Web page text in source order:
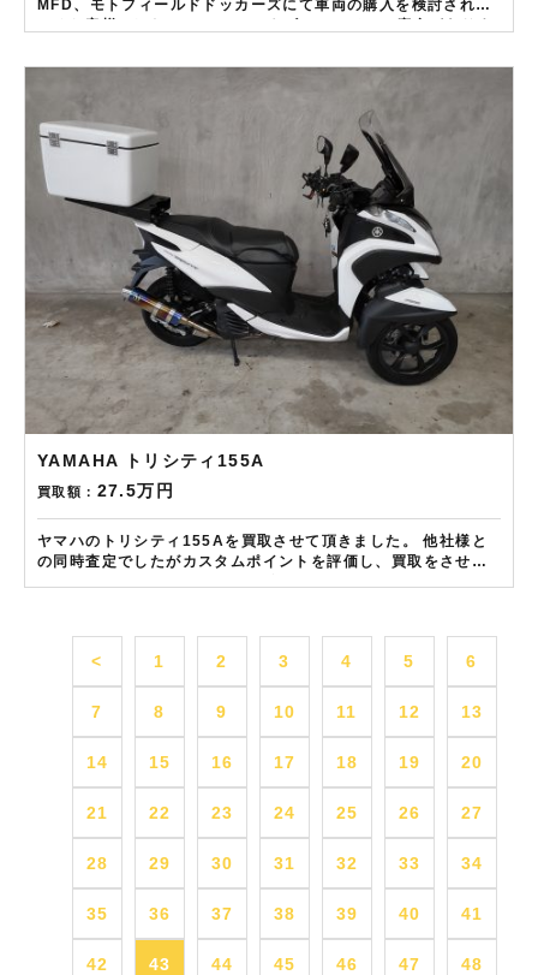
MFD、モトフィールドドッカーズにて車両の購入を検討されて
——————– 現在LINE・HP・FB・Instagramからご依頼の
お客様にAmazonギフトカード１万分を進呈しております！ さ
ンとして次回Amazonギフトカード1万円分が必ずもらえるスペ
シャルカードを贈呈中です。2台目から半永続的に使えますし何
とご紹介頂いても適用となります。無事成約しましたら
Amazonギフト券を贈呈致します！！！ ※但し50㏄以下の原付
は除く。皆様のご用命お待ちしております！！！
YAMAHA トリシティ155A
買取額： 27.5万円
ヤマハのトリシティ155Aを買取させて頂きました。 他社様と
の同時査定でしたがカスタムポイントを評価し、買取をさせて
ットコムではキャンペーンとして次回Amazonギフトカード1万
円分が必ずもらえるスペシャルカードを贈呈中です。2台目から
半永続的に使えますし何とご紹介頂いても適用となります。無
事成約しましたらAmazonギフト券を贈呈致します！！！ ※但
< 1 2 3 4 5 6
7 8 9 10 11 12 13
14 15 16 17 18 19 20
21 22 23 24 25 26 27
28 29 30 31 32 33 34
35 36 37 38 39 40 41
42 43 44 45 46 47 48